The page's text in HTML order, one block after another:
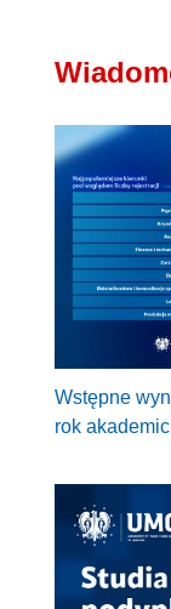
Wstępne
rok